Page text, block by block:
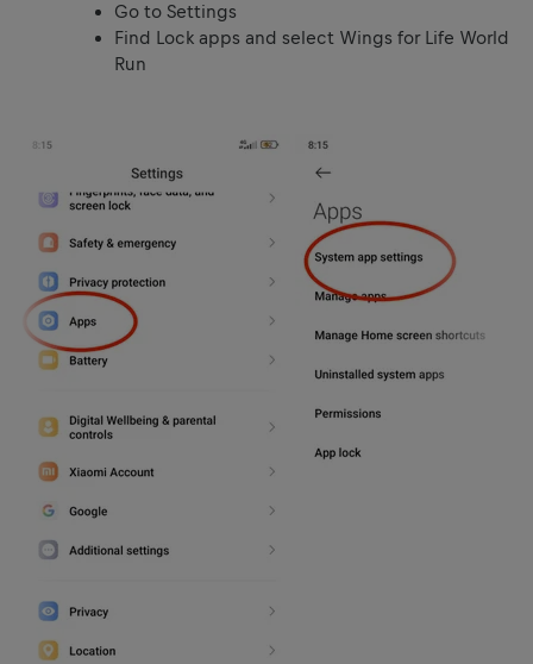
Go to Settings
Find Lock apps and select Wings for Life World
Run